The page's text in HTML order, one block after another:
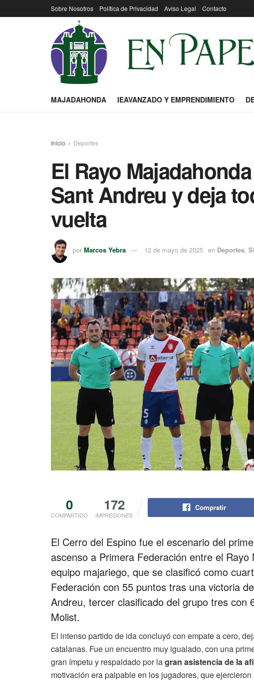
Sobre Nosotros Política de Privacidad Aviso Legal Contacto
MAJADAHONDA IEAVANZADO Y EMPRENDIMIENTO
Inicio Deportes
El Rayo
Sant Andreu y deja
vuelta
por Marcos Yebra 12 de mayo de 2025 en Deportes,
0
COMPARTIDO
172
IMPRESIONES
Compratir
El Cerro del Espino fue el escenario del
ascenso a Primera Federación entre el
equipo majariego, que se clasificó como
Federación con 55 puntos tras una victoria
Andreu, tercer clasificado del grupo tres con
Molist.
El intenso partido de ida concluyó con empate a cero,
catalanas. Fue un encuentro muy igualado, con una
gran ímpetu y respaldado por lagran asistencia de la
motivación era palpable en los jugadores, que